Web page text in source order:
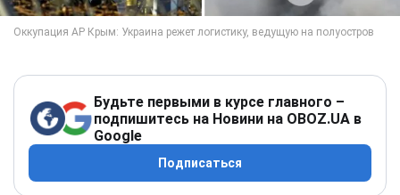
Будьте первыми в курсе главного –
подпишитесь на Новини на OBOZ.UA в
Google
Подписаться